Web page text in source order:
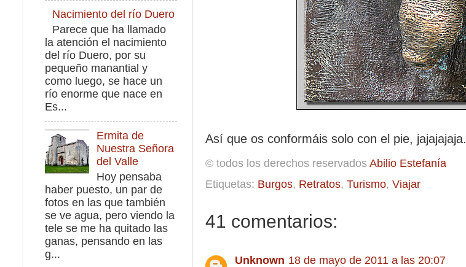
Así que os conformáis solo con el pie, jajajajaja.
© todos los derechos reservados Abilio Estefanía
Etiquetas: Burgos, Retratos, Turismo, Viajar
41 comentarios:
Unknown 18 de mayo de 2011 a las 20:07
Nacimiento del río Duero
Parece que ha llamado
la atención el nacimiento
del río Duero, por su
pequeño manantial y
como luego, se hace un
río enorme que nace en
Es...
Ermita de
Nuestra Señora
del Valle
Hoy pensaba
haber puesto, un par de
fotos en las que también
se ve agua, pero viendo la
tele se me ha quitado las
ganas, pensando en las
g...